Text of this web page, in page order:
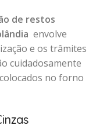
de restos
envolve
e os trâmites
cuidadosamente
no forno